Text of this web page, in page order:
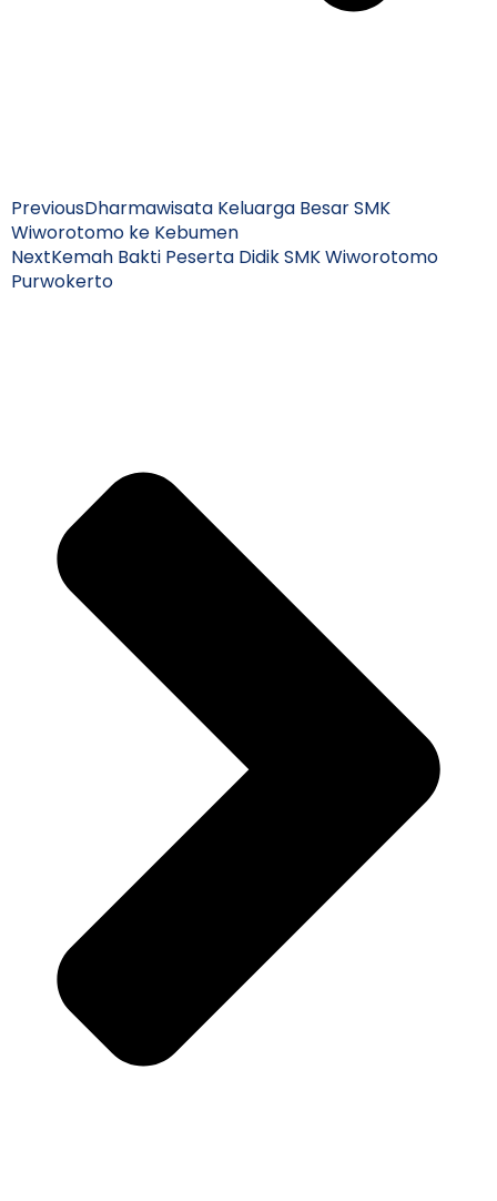
PreviousDharmawisata Keluarga Besar SMK
Wiworotomo ke Kebumen
NextKemah Bakti Peserta Didik SMK Wiworotomo
Purwokerto